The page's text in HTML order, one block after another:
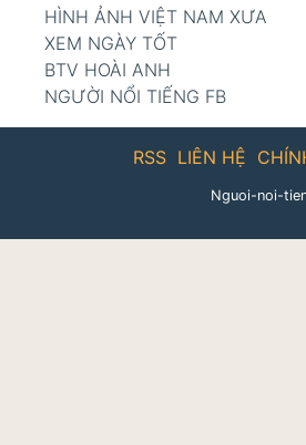
HÌNH ẢNH VIỆT NAM XƯA
XEM NGÀY TỐT
BTV HOÀI ANH
NGƯỜI NỔI TIẾNG FB
LIÊN HỆ
RSS
Nguoi-noi-